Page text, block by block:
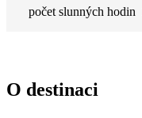
počet slunných hodin
O destinaci